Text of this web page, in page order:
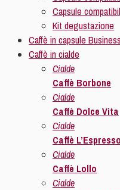
Capsule
Kit degustazione
Caffè in capsule
Caffè in cialde
Cialde
Caffè Borbone
Cialde
Caffè Dolce Vita
Cialde
Caffè L’Espresso
Cialde
Caffè Lollo
Cialde